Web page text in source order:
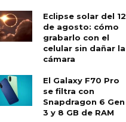
Eclipse solar del 12
de agosto: cómo
grabarlo con el
celular sin dañar la
cámara
El Galaxy F70 Pro
se filtra con
Snapdragon 6 Gen
3 y 8 GB de RAM